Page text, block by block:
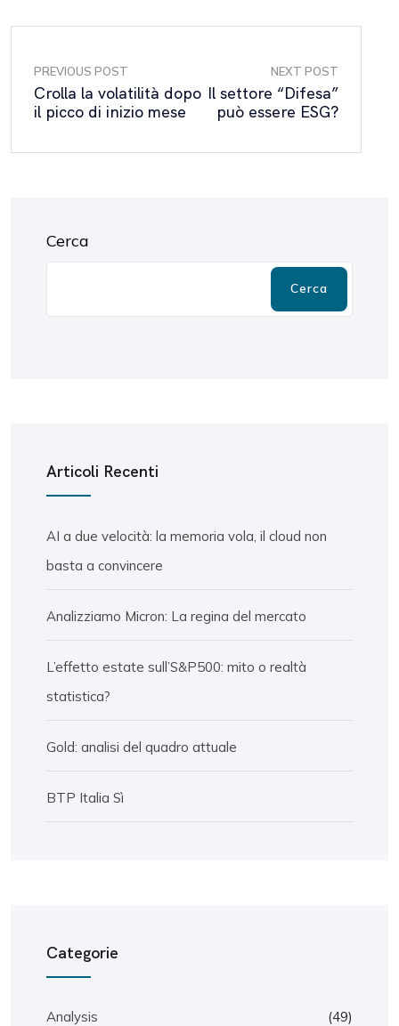
PREVIOUS POST
Crolla la volatilità dopo
il picco di inizio mese
NEXT POST
Il settore “Difesa”
può essere ESG?
Cerca
Cerca
Articoli Recenti
AI a due velocità: la memoria vola, il cloud non
basta a convincere
Analizziamo Micron: La regina del mercato
L’effetto estate sull’S&P500: mito o realtà
statistica?
Gold: analisi del quadro attuale
BTP Italia Sì
Categorie
Analysis (49)